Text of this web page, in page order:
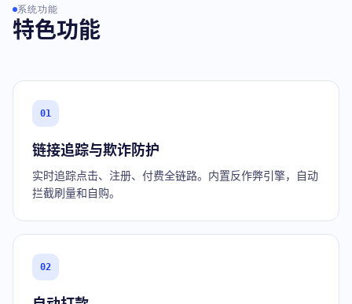
系统功能
特色功能
01
链接追踪与欺诈防护
实时追踪点击、注册、付费全链路。内置反作弊引擎，自动
拦截刷量和自购。
02